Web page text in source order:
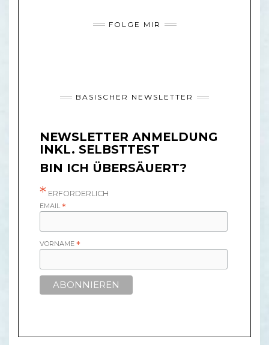
FOLGE MIR
BASISCHER NEWSLETTER
NEWSLETTER ANMELDUNG
INKL. SELBSTTEST
BIN ICH ÜBERSÄUERT?
* ERFORDERLICH
EMAIL*
VORNAME*